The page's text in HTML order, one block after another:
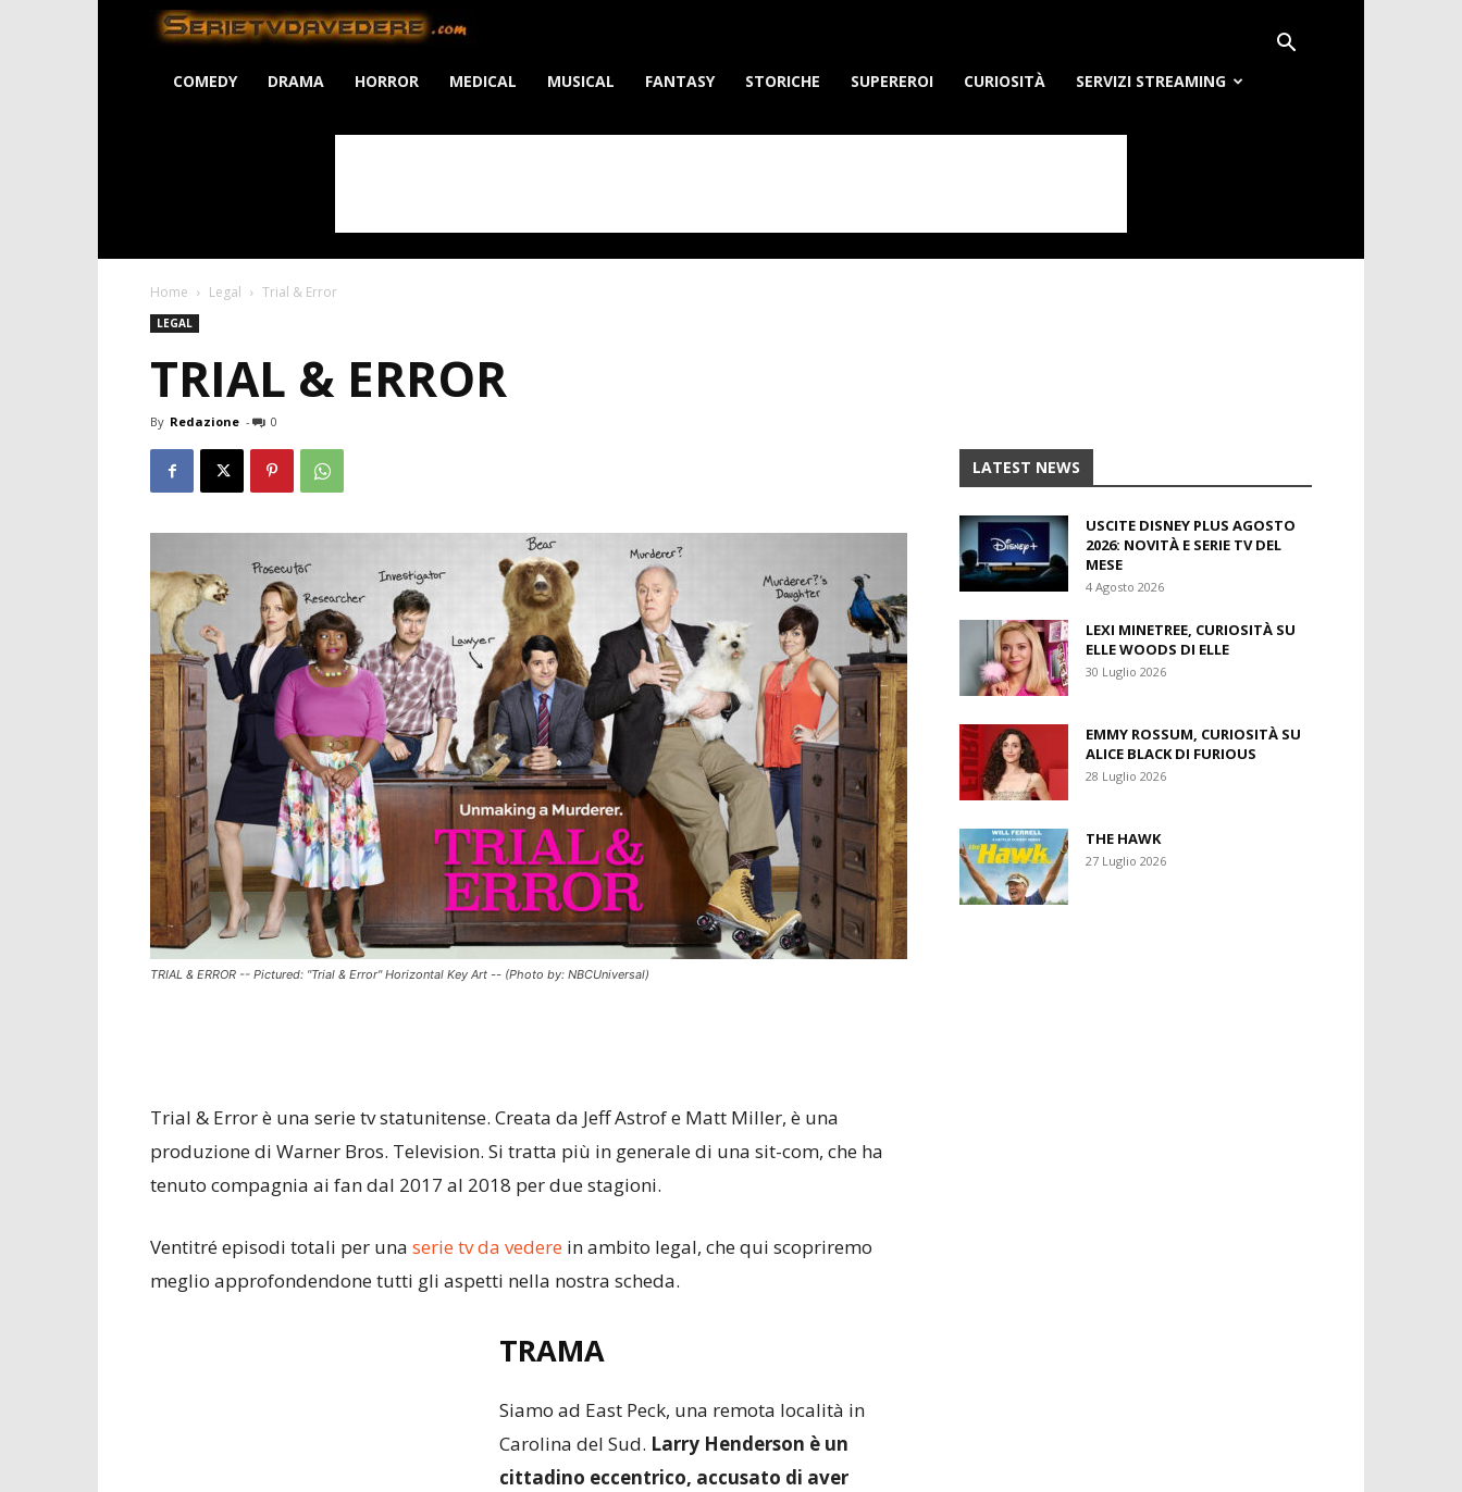
COMEDY DRAMA HORROR MEDICAL MUSICAL FANTASY STORICHE SUPEREROI CURIOSITÀ SERVIZI STREAMING
Home Legal Trial & Error
LEGAL
TRIAL & ERROR
By Redazione - 0
TRIAL & ERROR -- Pictured: "Trial & Error" Horizontal Key Art -- (Photo by: NBCUniversal)
Trial & Error è una serie tv statunitense. Creata da Jeff Astrof e Matt Miller, è una
produzione di Warner Bros. Television. Si tratta più in generale di una sit-com, che ha
tenuto compagnia ai fan dal 2017 al 2018 per due stagioni.
Ventitré episodi totali per una serie tv da vedere in ambito legal, che qui scopriremo
meglio approfondendone tutti gli aspetti nella nostra scheda.
TRAMA
Siamo ad East Peck, una remota località in
Carolina del Sud. Larry Henderson è un
cittadino eccentrico, accusato di aver
LATEST NEWS
USCITE DISNEY PLUS AGOSTO
2026: NOVITÀ E SERIE TV DEL
MESE
4 Agosto 2026
LEXI MINETREE, CURIOSITÀ SU
ELLE WOODS DI ELLE
30 Luglio 2026
EMMY ROSSUM, CURIOSITÀ SU
ALICE BLACK DI FURIOUS
28 Luglio 2026
THE HAWK
27 Luglio 2026